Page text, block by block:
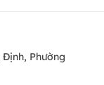
Phường